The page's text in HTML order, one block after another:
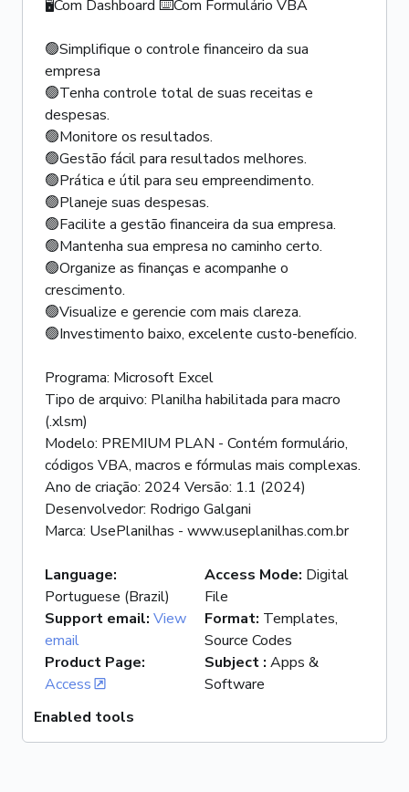
🖥️Com Dashboard ⌨️Com Formulário VBA
🟢Simplifique o controle financeiro da sua
empresa
🟢Tenha controle total de suas receitas e
despesas.
🟢Monitore os resultados.
🟢Gestão fácil para resultados melhores.
🟢Prática e útil para seu empreendimento.
🟢Planeje suas despesas.
🟢Facilite a gestão financeira da sua empresa.
🟢Mantenha sua empresa no caminho certo.
🟢Organize as finanças e acompanhe o
crescimento.
🟢Visualize e gerencie com mais clareza.
🟢Investimento baixo, excelente custo-benefício.
Programa: Microsoft Excel
Tipo de arquivo: Planilha habilitada para macro
(.xlsm)
Modelo: PREMIUM PLAN - Contém formulário,
códigos VBA, macros e fórmulas mais complexas.
Ano de criação: 2024 Versão: 1.1 (2024)
Desenvolvedor: Rodrigo Galgani
Marca: UsePlanilhas - www.useplanilhas.com.br
Language:
Portuguese (Brazil)
Support email: View
email
Product Page:
Access
Access Mode: Digital
File
Format: Templates,
Source Codes
Subject : Apps &
Software
Enabled tools